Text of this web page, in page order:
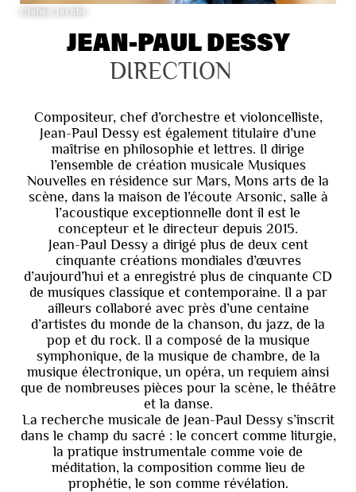
©Johan Jacobs
JEAN-PAUL DESSY
DIRECTION
Compositeur, chef d’orchestre et violoncelliste,
Jean-Paul Dessy est également titulaire d’une
maîtrise en philosophie et lettres. Il dirige
l’ensemble de création musicale Musiques
Nouvelles en résidence sur Mars, Mons arts de la
scène, dans la maison de l’écoute Arsonic, salle à
l’acoustique exceptionnelle dont il est le
concepteur et le directeur depuis 2015.
Jean-Paul Dessy a dirigé plus de deux cent
cinquante créations mondiales d’œuvres
d’aujourd’hui et a enregistré plus de cinquante CD
de musiques classique et contemporaine. Il a par
ailleurs collaboré avec près d’une centaine
d’artistes du monde de la chanson, du jazz, de la
pop et du rock. Il a composé de la musique
symphonique, de la musique de chambre, de la
musique électronique, un opéra, un requiem ainsi
que de nombreuses pièces pour la scène, le théâtre
et la danse.
La recherche musicale de Jean-Paul Dessy s’inscrit
dans le champ du sacré : le concert comme liturgie,
la pratique instrumentale comme voie de
méditation, la composition comme lieu de
prophétie, le son comme révélation.